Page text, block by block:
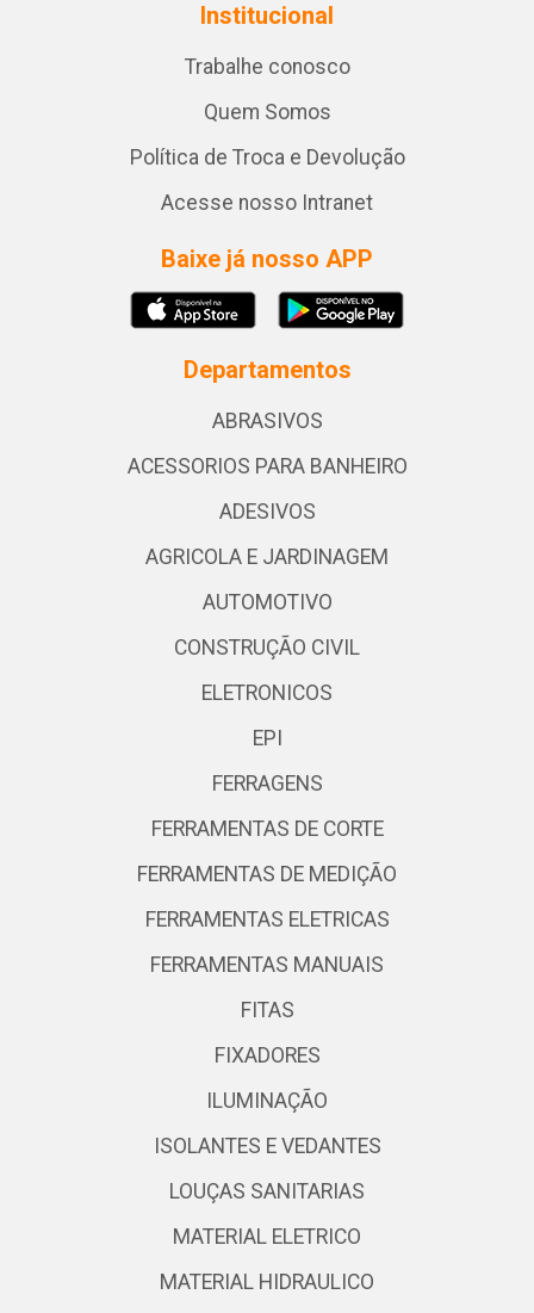
Institucional
Trabalhe conosco
Quem Somos
Política de Troca e Devolução
Acesse nosso Intranet
Baixe já nosso APP
Departamentos
ABRASIVOS
ACESSORIOS PARA BANHEIRO
ADESIVOS
AGRICOLA E JARDINAGEM
AUTOMOTIVO
CONSTRUÇÃO CIVIL
ELETRONICOS
EPI
FERRAGENS
FERRAMENTAS DE CORTE
FERRAMENTAS DE MEDIÇÃO
FERRAMENTAS ELETRICAS
FERRAMENTAS MANUAIS
FITAS
FIXADORES
ILUMINAÇÃO
ISOLANTES E VEDANTES
LOUÇAS SANITARIAS
MATERIAL ELETRICO
MATERIAL HIDRAULICO